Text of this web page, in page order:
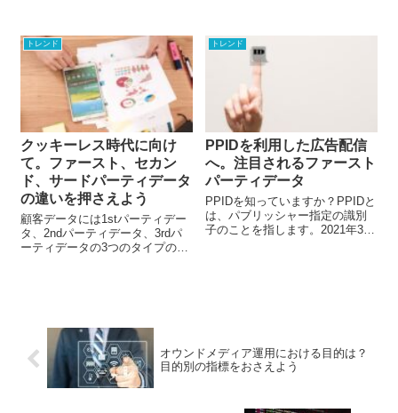
ぞれ適する画像が異なります。
今回は、JPEGとPNGの違いやメ
リット・デメリットについて解
説します。
トレンド
クッキーレス時代に向け
て。ファースト、セカン
ド、サードパーティデータ
の違いを押さえよう
顧客データには1stパーティデー
タ、2ndパーティデータ、3rdパ
ーティデータの3つのタイプのデ
トレンド
PPIDを利用した広告配信
へ。注目されるファースト
パーティデータ
PPIDを知っていますか？PPIDと
は、パブリッシャー指定の識別
子のことを指します。2021年3
オウンドメディア運用における目的は？
目的別の指標をおさえよう